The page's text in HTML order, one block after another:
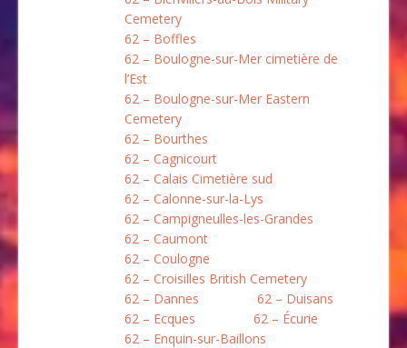
Cemetery
62 – Boffles
62 – Boulogne-sur-Mer cimetière de
l’Est
62 – Boulogne-sur-Mer Eastern
Cemetery
62 – Bourthes
62 – Cagnicourt
62 – Calais Cimetière sud
62 – Calonne-sur-la-Lys
62 – Campigneulles-les-Grandes
62 – Caumont
62 – Coulogne
62 – Croisilles British Cemetery
62 – Dannes
62 – Duisans
62 – Ecques
62 – Écurie
62 – Enquin-sur-Baillons